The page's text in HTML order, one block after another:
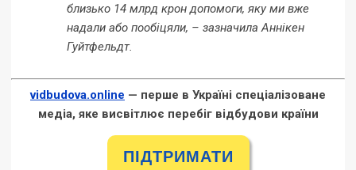
близько 14 млрд крон допомоги, яку ми вже
надали або пообіцяли, – зазначила Аннікен
Гуйтфельдт.
vidbudova.online — перше в Україні спеціалізоване
медіа, яке висвітлює перебіг відбудови країни
ПІДТРИМАТИ